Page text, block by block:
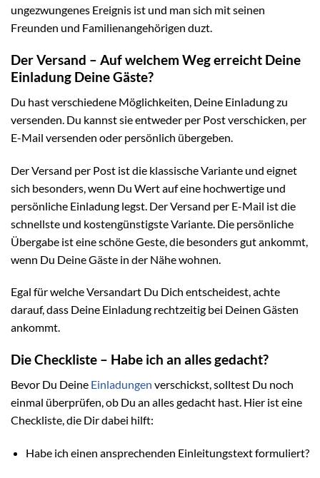
ungezwungenes Ereignis ist und man sich mit seinen
Freunden und Familienangehörigen duzt.
Der Versand – Auf welchem Weg erreicht Deine
Einladung Deine Gäste?
Du hast verschiedene Möglichkeiten, Deine Einladung zu
versenden. Du kannst sie entweder per Post verschicken, per
E-Mail versenden oder persönlich übergeben.
Der Versand per Post ist die klassische Variante und eignet
sich besonders, wenn Du Wert auf eine hochwertige und
persönliche Einladung legst. Der Versand per E-Mail ist die
schnellste und kostengünstigste Variante. Die persönliche
Übergabe ist eine schöne Geste, die besonders gut ankommt,
wenn Du Deine Gäste in der Nähe wohnen.
Egal für welche Versandart Du Dich entscheidest, achte
darauf, dass Deine Einladung rechtzeitig bei Deinen Gästen
ankommt.
Die Checkliste – Habe ich an alles gedacht?
Bevor Du Deine Einladungen verschickst, solltest Du noch
einmal überprüfen, ob Du an alles gedacht hast. Hier ist eine
Checkliste, die Dir dabei hilft:
Habe ich einen ansprechenden Einleitungstext formuliert?